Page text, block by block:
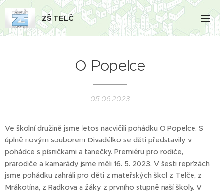
ZŠ TELČ
O Popelce
05.06.2023
Ve školní družině jsme letos nacvičili pohádku O Popelce. S
úplně novým souborem Divadélko se děti představily v
pohádce s písničkami a tanečky. Premiéru pro rodiče,
prarodiče a kamarády jsme měli 16. 5. 2023. V šesti reprízách
jsme pohádku zahráli pro děti z mateřských škol z Telče, z
Mrákotína, z Radkova a žáky z prvního stupně naší školy. V